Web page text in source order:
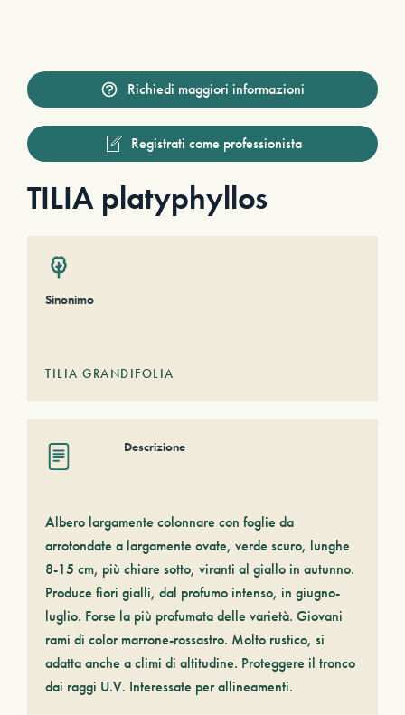
Richiedi maggiori informazioni
Registrati come professionista
TILIA platyphyllos
Sinonimo
TILIA GRANDIFOLIA
Descrizione
Albero largamente colonnare con foglie da
arrotondate a largamente ovate, verde scuro, lunghe
8-15 cm, più chiare sotto, viranti al giallo in autunno.
Produce fiori gialli, dal profumo intenso, in giugno-
luglio. Forse la più profumata delle varietà. Giovani
rami di color marrone-rossastro. Molto rustico, si
adatta anche a climi di altitudine. Proteggere il tronco
dai raggi U.V. Interessate per allineamenti.